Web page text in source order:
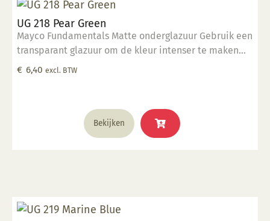
UG 218 Pear Green
Mayco Fundamentals Matte onderglazuur Gebruik een
transparant glazuur om de kleur intenser te maken
Geschikt voor gebruiksgoed mits er een transparant
€ 6,40 excl. BTW
Bekijken